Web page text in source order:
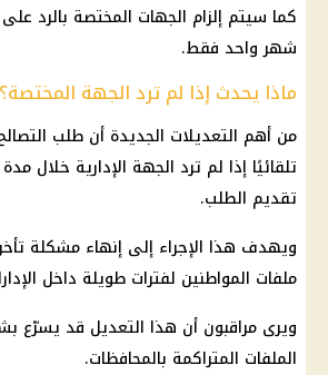
كما سيتم إلزام الجهات المختصة بالرد
شهر واحد فقط.
ماذا يحدث إذا لم ترد الجهة المختصة؟
من أهم التعديلات الجديدة أن طلب
تلقائيًا إذا لم ترد الجهة الإدارية خلال
تقديم الطلب.
ويهدف هذا الإجراء إلى إنهاء مشكلة
ملفات المواطنين لفترات طويلة داخل
ويرى مراقبون أن هذا التعديل قد يسرّع
الملفات المتراكمة بالمحافظات.